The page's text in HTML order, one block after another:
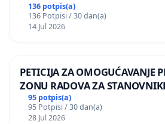
136 potpis(a)
136 Potpisi / 30 dan(a)
14 Jul 2026
PETICIJA ZA OMOGUĆAVANJE
ZONU RADOVA ZA
Kamensko i Lemić Brdo
95 potpis(a)
95 Potpisi / 30 dan(a)
28 Jul 2026